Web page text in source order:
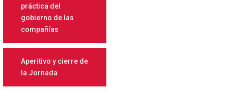
práctica del
gobierno de las
compañías
Aperitivo y cierre de
la Jornada